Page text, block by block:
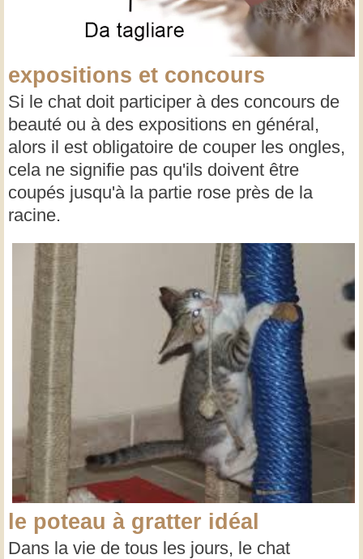
expositions et concours
Si le chat doit participer à des concours de
beauté ou à des expositions en général,
alors il est obligatoire de couper les ongles,
cela ne signifie pas qu'ils doivent être
coupés jusqu'à la partie rose près de la
racine.
le poteau à gratter idéal
Dans la vie de tous les jours, le chat